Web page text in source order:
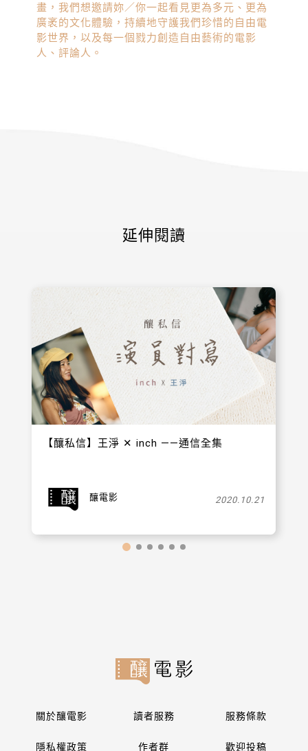
畫，我們想邀請妳／你一起看見更為多元、更為
廣袤的文化體驗，持續地守護我們珍惜的自由電
影世界，以及每一個戮力創造自由藝術的電影
人、評論人。
延伸閱讀
【​釀私信】王淨 ✕ inch ——通信全集
釀電影 2020.10.21
關於釀電影 讀者服務 服務條款
隱私權政策 作者群 歡迎投稿